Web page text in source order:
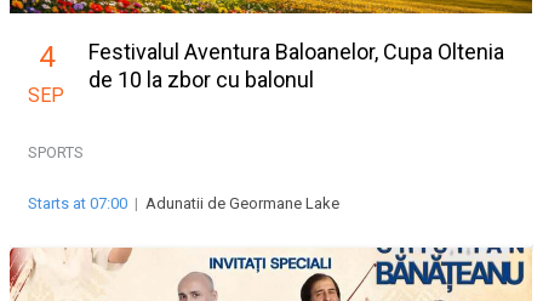
4
SEP
Festivalul Aventura Baloanelor, Cupa Oltenia
de 10 la zbor cu balonul
SPORTS
Starts at 07:00 | Adunatii de Geormane Lake